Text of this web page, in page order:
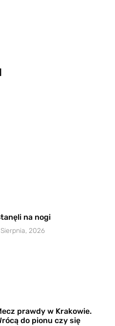
na nogi
Sierpnia, 2026
prawdy w Krakowie.
do pionu czy się